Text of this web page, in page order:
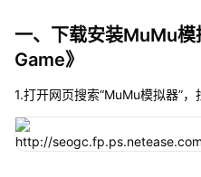
一、下载安装MuMu
Game》
1.打开网页搜索“MuMu模拟器”，